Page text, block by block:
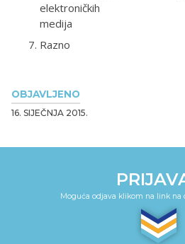
OBJAVLJENO
16. SIJEČNJA 2015.
elektroničkih
medija
Razno
Moguća odjava klikom na link na